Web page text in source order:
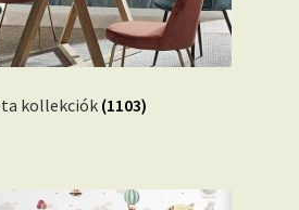
kollekciók (1103)